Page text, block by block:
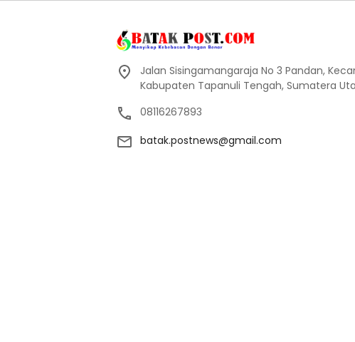
Jalan Sisingamangaraja No 3 Pandan,
Kabupaten Tapanuli Tengah, Sumatera
08116267893
batak.postnews@gmail.com